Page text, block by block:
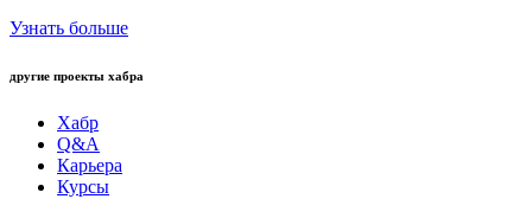
Узнать больше
другие проекты хабра
Хабр
Q&A
Карьера
Курсы